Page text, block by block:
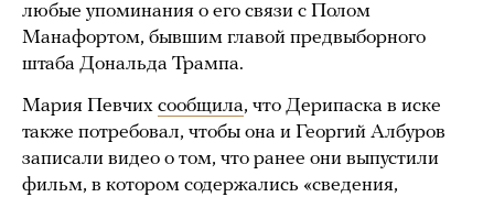
любые упоминания о его связи с Полом
Манафортом, бывшим главой предвыборного
штаба Дональда Трампа.
Мария Певчих сообщила, что Дерипаска в иске
также потребовал, чтобы она и Георгий Албуров
записали видео о том, что ранее они выпустили
фильм, в котором содержались «сведения,